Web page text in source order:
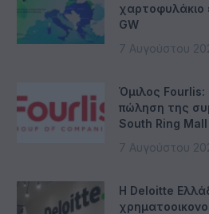
GW
7 Αυγούστου
Όμιλος Fourlis:
πώληση της
South Ring Mall
7 Αυγούστου
Η Deloitte